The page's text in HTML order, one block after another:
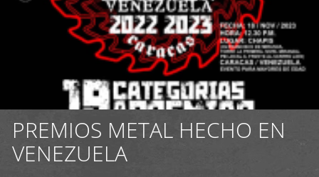
PREMIOS METAL HECHO EN
VENEZUELA